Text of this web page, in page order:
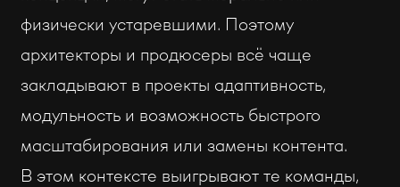
физически устаревшими. Поэтому
архитекторы и продюсеры всё чаще
закладывают в проекты адаптивность,
модульность и возможность быстрого
масштабирования или замены контента.
В этом контексте выигрывают те команды,